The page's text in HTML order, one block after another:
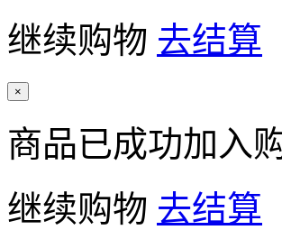
继续购物 去结算
×
商品已成功加入
继续购物 去结算